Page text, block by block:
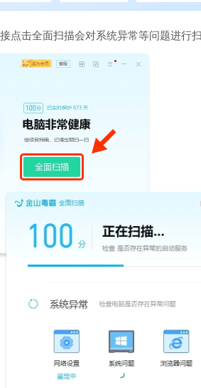
点击全面扫描会对系统异常等问题进行